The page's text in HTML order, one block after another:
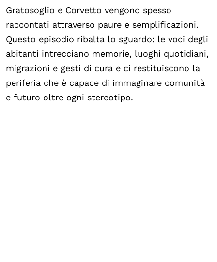
Gratosoglio e Corvetto vengono spesso
raccontati attraverso paure e semplificazioni.
Questo episodio ribalta lo sguardo: le voci degli
abitanti intrecciano memorie, luoghi quotidiani,
migrazioni e gesti di cura e ci restituiscono la
periferia che è capace di immaginare comunità
e futuro oltre ogni stereotipo.